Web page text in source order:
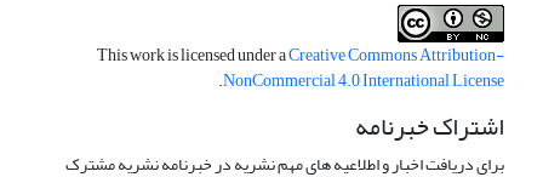
This work is licensed under aCreative Commons Attribution-
NonCommercial 4.0 International License
.
اشتراک خبرنامه
برای دریافت اخبار و اطلاعیه های مهم نشریه در خبرنامه نشریه مشترک